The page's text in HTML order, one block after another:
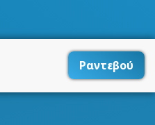
Ραντεβού